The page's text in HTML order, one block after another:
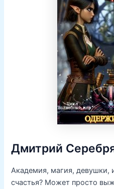
Дмитрий
Академия, магия, девушки,
счастья? Может просто